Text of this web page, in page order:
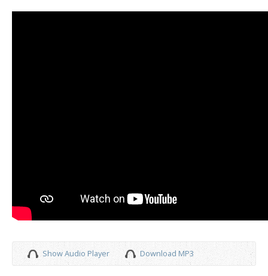
Show Audio Player Download MP3